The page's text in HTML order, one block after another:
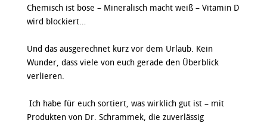
Chemisch ist böse – Mineralisch macht weiß – Vitamin D
wird blockiert…
Und das ausgerechnet kurz vor dem Urlaub. Kein
Wunder, dass viele von euch gerade den Überblick
verlieren.
Ich habe für euch sortiert, was wirklich gut ist – mit
Produkten von Dr. Schrammek, die zuverlässig